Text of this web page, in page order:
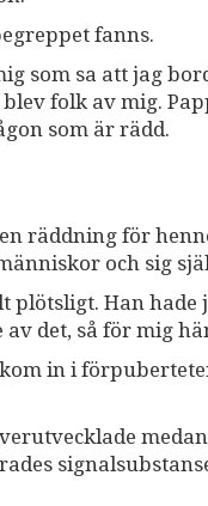
fanns.
som sa att jag
folk av mig.
som är rädd.
räddning för
och sig
plötsligt. Han
det, så för mig
in i